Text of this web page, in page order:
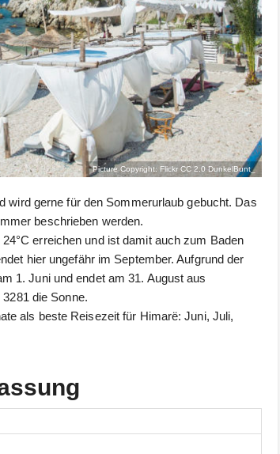
Picture Copyright: Flickr CC 2.0DunkelBunt_
wird gerne für den Sommerurlaub gebucht. Das
beschrieben werden.
erreichen und ist damit auch zum Baden
hier ungefähr im September. Aufgrund der
1. Juni und endet am 31. August aus
die Sonne.
als beste Reisezeit für Himarë: Juni, Juli,